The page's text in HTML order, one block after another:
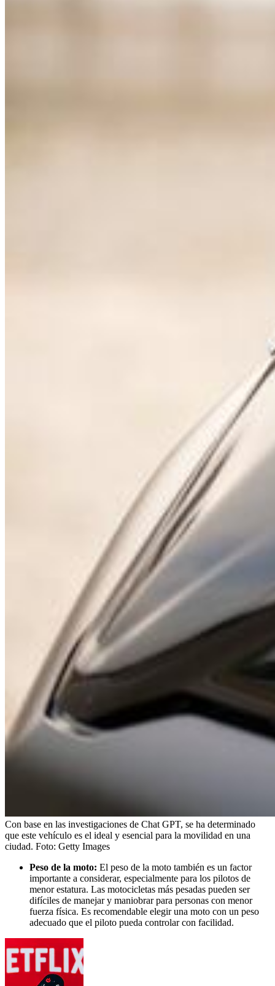
Con base en las investigaciones de Chat GPT, se ha determinado
que este vehículo es el ideal y esencial para la movilidad en una
ciudad. Foto: Getty Images
Peso de la moto: El peso de la moto también es un factor
importante a considerar, especialmente para los pilotos de
menor estatura. Las motocicletas más pesadas pueden ser
difíciles de manejar y maniobrar para personas con menor
fuerza física. Es recomendable elegir una moto con un peso
adecuado que el piloto pueda controlar con facilidad.